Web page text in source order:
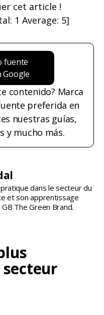
cet article !
1 Average: 5]
fuente
Google
contenido? Marca
preferida en
nuestras guías,
y mucho más.
dans le secteur du
et son apprentissage
The Green Brand.